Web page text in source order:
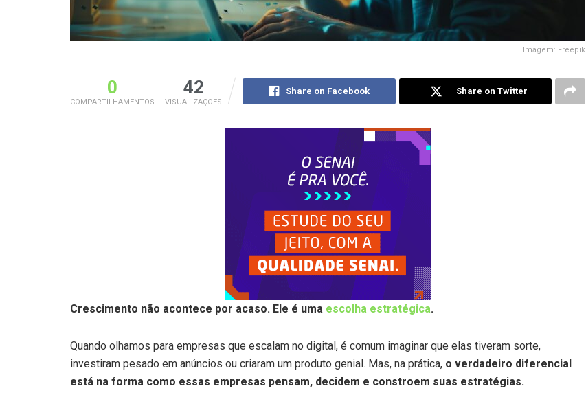
Imagem: Freepik
0
COMPARTILHAMENTOS
42
VISUALIZAÇÕES
Share on Facebook Share on Twitter
Crescimento não acontece por acaso. Ele é uma escolha estratégica.
Quando olhamos para empresas que escalam no digital, é comum imaginar que elas tiveram sorte,
investiram pesado em anúncios ou criaram um produto genial. Mas, na prática, o verdadeiro diferencial
está na forma como essas empresas pensam, decidem e constroem suas estratégias.